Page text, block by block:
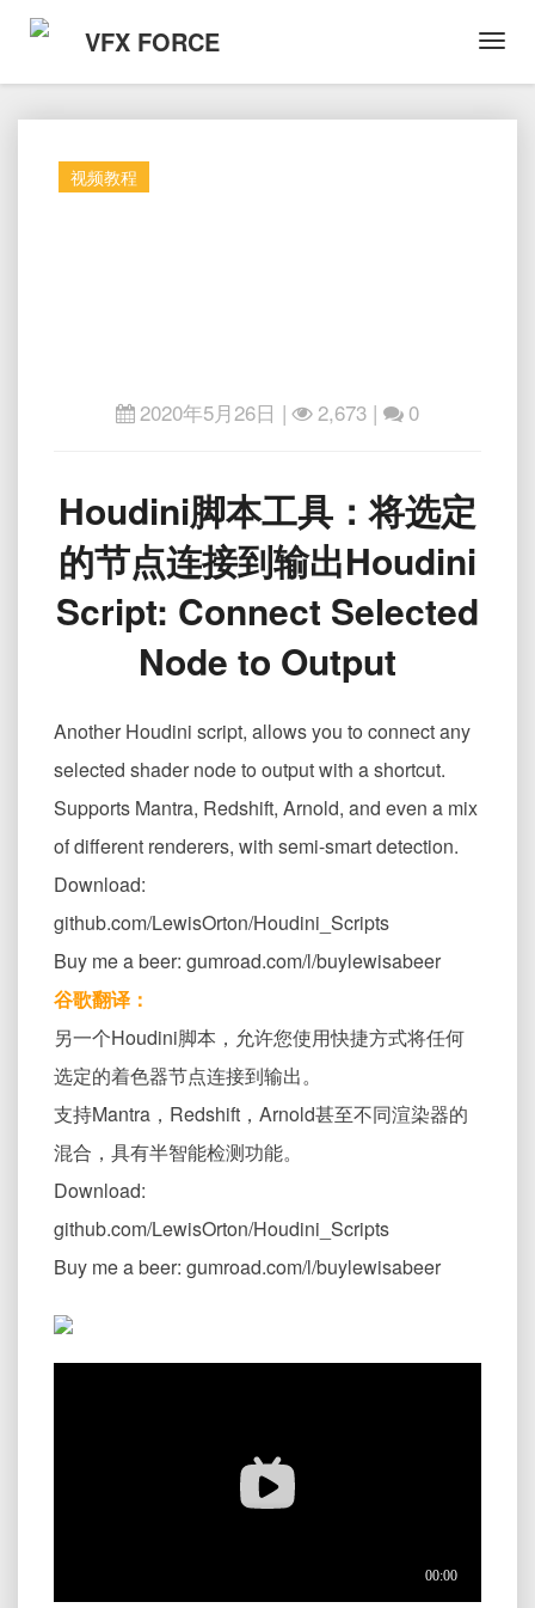
VFX FORCE
视频教程
2020年5月26日 | 2,673 | 0
Houdini
脚
本
工
具：
将
选
定
节
点
连
接
到
Houdini
Connect
Node
to
Output
Houdini脚本工具：将选定
的节点连接到输出Houdini
Script: Connect Selected
Node to Output
Another Houdini script, allows you to connect any
selected shader node to output with a shortcut.
Supports Mantra, Redshift, Arnold, and even a mix
of different renderers, with semi-smart detection.
Download:
github.com/LewisOrton/Houdini_Scripts
Buy me a beer: gumroad.com/l/buylewisabeer
谷歌翻译：
另一个Houdini脚本，允许您使用快捷方式将任何
选定的着色器节点连接到输出。
支持Mantra，Redshift，Arnold甚至不同渲染器的
混合，具有半智能检测功能。
Download:
github.com/LewisOrton/Houdini_Scripts
Buy me a beer: gumroad.com/l/buylewisabeer